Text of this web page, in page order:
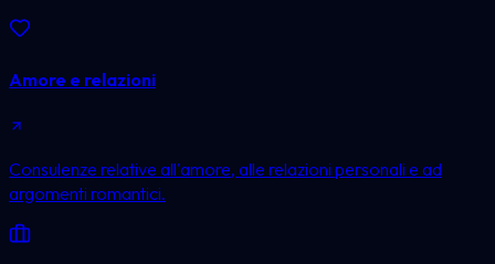
Amore e relazioni
Consulenze relative all'amore, alle relazioni personali e ad
argomenti romantici.